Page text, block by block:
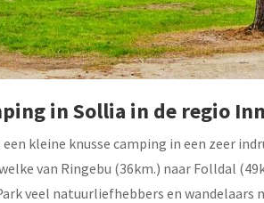
in Sollia in de regio
kleine knusse camping in een zeer
van Ringebu (36km.) naar Folldal
veel natuurliefhebbers en